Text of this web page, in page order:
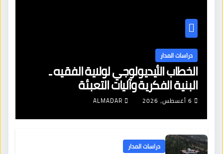
دراسات المدار
الخطاب الأيديولوجي لولاية الفقيه ـ
البنية الفكرية وآليات التعبئة
6 أغسطس، 2026 ALMADAR
دراسات المدار